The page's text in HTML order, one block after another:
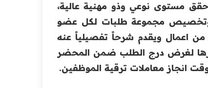
مستوى نوعي وذو مهنية عالية،
وتخصيص مجموعة طلبات لكل عضو
من اعمال ويقدم شرحاً تفصيلياً عنه
لغرض درج الطلب ضمن المحضر
انجاز معاملات ترقية الموظفين.